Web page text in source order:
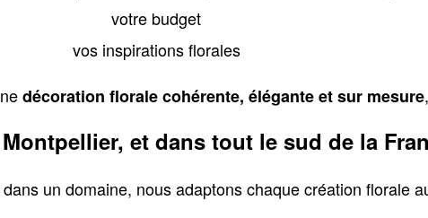
votre budget
vos inspirations florales
décoration florale cohérente, élégante et sur mesure
et dans tout le sud de la
un domaine, nous adaptons chaque création florale